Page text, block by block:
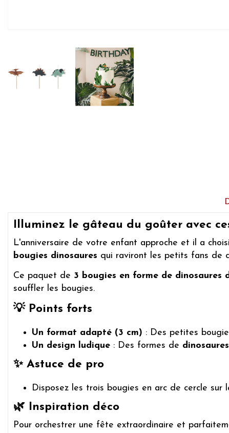
Illuminez le gâteau du goûter avec
L'anniversaire de votre enfant approche et il a
bougies dinosaures qui raviront les petits fans de
Ce paquet de 3 bougies en forme de dinosaures
souffler les bougies.
💡 Points forts
Un format adapté (3 cm) : Des petites
Un design ludique : Des formes de dinosaures
✨ Astuce de pro
Disposez les trois bougies en arc de cercle
🌿 Inspiration déco
Pour orchestrer une fête extraordinaire et